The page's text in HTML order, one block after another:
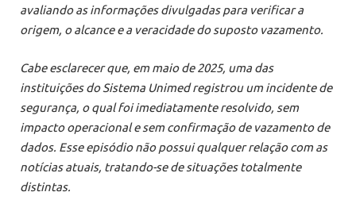
avaliando as informações divulgadas para verificar a
origem, o alcance e a veracidade do suposto vazamento.
Cabe esclarecer que, em maio de 2025, uma das
instituições do Sistema Unimed registrou um incidente de
segurança, o qual foi imediatamente resolvido, sem
impacto operacional e sem confirmação de vazamento de
dados. Esse episódio não possui qualquer relação com as
notícias atuais, tratando-se de situações totalmente
distintas.